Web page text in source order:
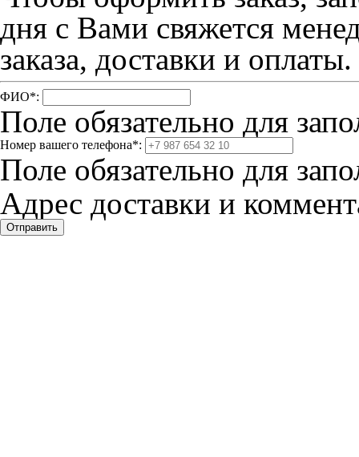
дня с Вами свяжется
заказа, доставки и оплаты.
ФИО*:
Поле обязательно для
Номер вашего телефона*:
Поле обязательно для
Адрес доставки и